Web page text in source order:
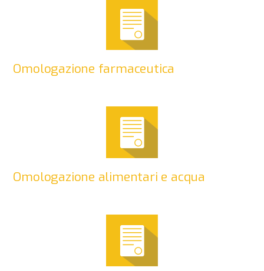
Omologazione farmaceutica
Omologazione alimentari e acqua